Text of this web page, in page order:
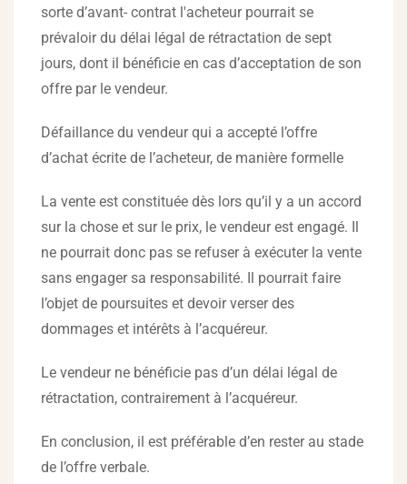
sorte d’avant- contrat l'acheteur pourrait se
prévaloir du délai légal de rétractation de sept
jours, dont il bénéficie en cas d’acceptation de son
offre par le vendeur.
Défaillance du vendeur qui a accepté l’offre
d’achat écrite de l’acheteur, de manière formelle
La vente est constituée dès lors qu’il y a un accord
sur la chose et sur le prix, le vendeur est engagé. Il
ne pourrait donc pas se refuser à exécuter la vente
sans engager sa responsabilité. Il pourrait faire
l’objet de poursuites et devoir verser des
dommages et intérêts à l’acquéreur.
Le vendeur ne bénéficie pas d’un délai légal de
rétractation, contrairement à l’acquéreur.
En conclusion, il est préférable d’en rester au stade
de l’offre verbale.